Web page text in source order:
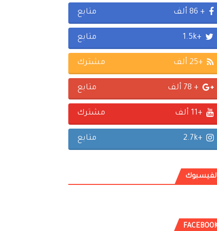
+ 86 ألف متابع
+1.5k متابع
+25 ألف مشترك
+ 78 ألف متابع
+11 ألف مشترك
+2.7k متابع